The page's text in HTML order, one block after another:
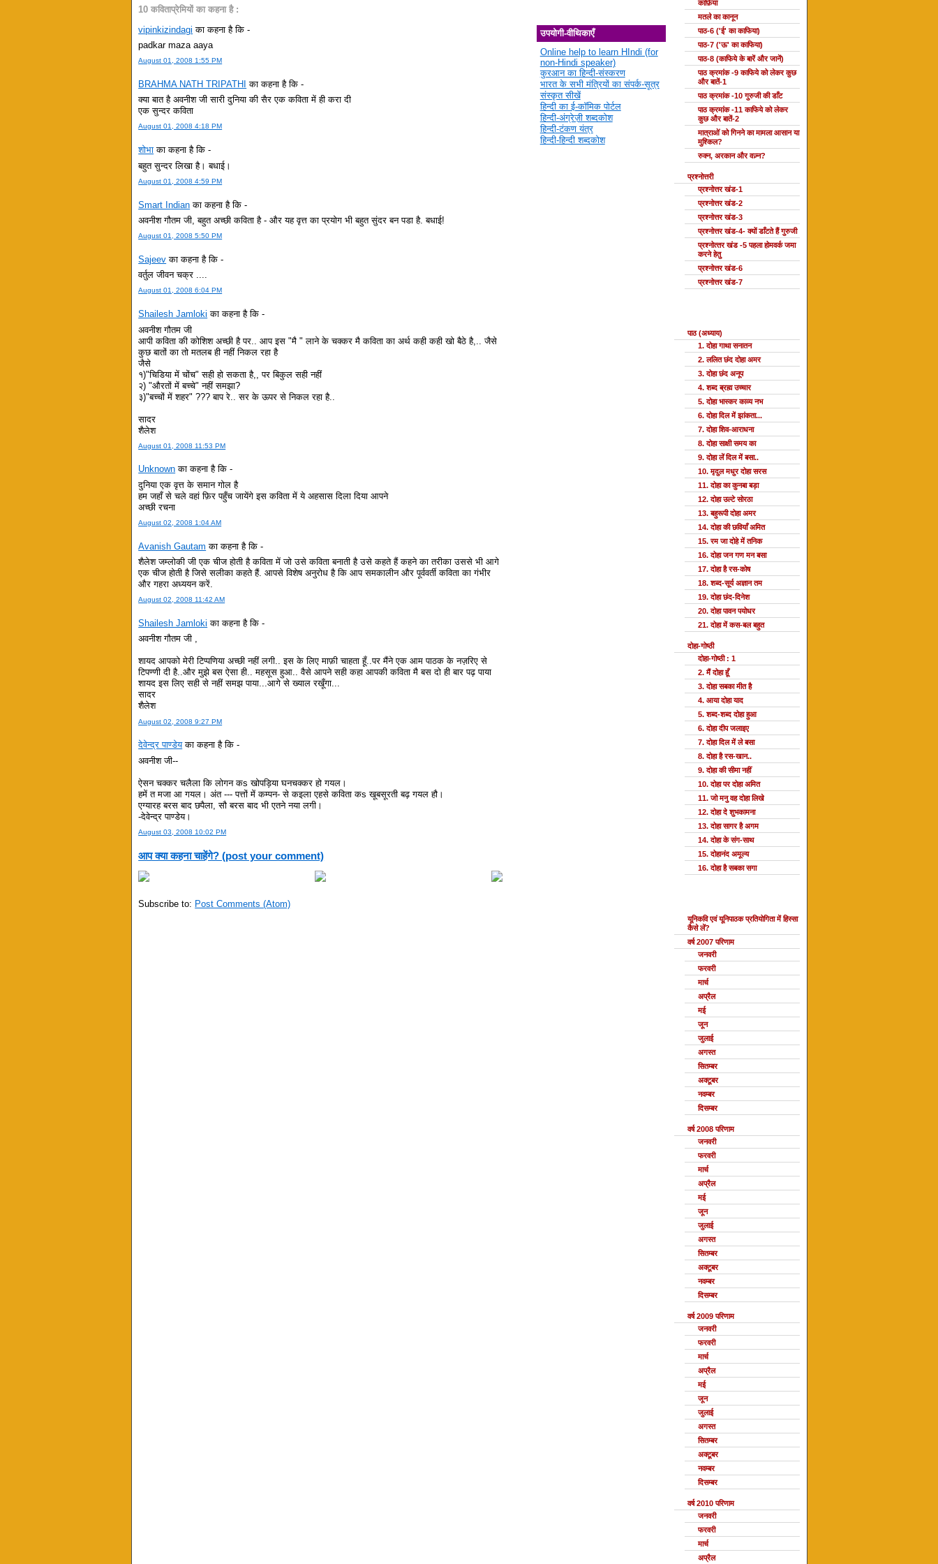
10 कविताप्रेमियों का कहना है :
vipinkizindagi का कहना है कि -
padkar maza aaya
August 01, 2008 1:55 PM
BRAHMA NATH TRIPATHI का कहना है कि -
क्या बात है अवनीश जी सारी दुनिया की सैर एक कविता में ही करा दी
एक सुन्दर कविता
August 01, 2008 4:18 PM
शोभा का कहना है कि -
बहुत सुन्दर लिखा है। बधाई।
August 01, 2008 4:59 PM
Smart Indian का कहना है कि -
अवनीश गौतम जी, बहुत अच्छी कविता है - और यह वृत्त का प्रयोग भी बहुत सुंदर बन पडा है. बधाई!
August 01, 2008 5:50 PM
Sajeev का कहना है कि -
वर्तुल जीवन चक्र ....
August 01, 2008 6:04 PM
Shailesh Jamloki का कहना है कि -
अवनीश गौतम जी
आपी कविता की कोशिश अच्छी है पर.. आप इस "मै " लाने के चक्कर मै कविता का अर्थ कही कही खो बैठे है,.. जैसे
कुछ बातों का तो मतलब ही नहीं निकल रहा है
जैसे
१)"चिडिया में चोंच" सही हो सकता है,, पर बिकुल सही नहीं
२) "औरतों में बच्चे" नहीं समझा?
३)"बच्चों में शहर" ??? बाप रे.. सर के ऊपर से निकल रहा है..
सादर
शैलेश
August 01, 2008 11:53 PM
Unknown का कहना है कि -
दुनिया एक वृत्त के समान गोल है
हम जहाँ से चले वहां फ़िर पहुँच जायेंगे इस कविता में ये अहसास दिला दिया आपने
अच्छी रचना
August 02, 2008 1:04 AM
Avanish Gautam का कहना है कि -
शैलेश जम्लोकी जी एक चीज होती है कविता में जो उसे कविता बनाती है उसे कहते हैं कहने का तरीका उससे भी आगे
एक चीज होती है जिसे सलीका कहते हैं. आपसे विशेष अनुरोध है कि आप समकालीन और पूर्ववर्ती कविता का गंभीर
और गहरा अध्ययन करें.
August 02, 2008 11:42 AM
Shailesh Jamloki का कहना है कि -
अवनीश गौतम जी ,
शायद आपको मेरी टिप्पणिया अच्छी नहीं लगी.. इस के लिए माफ़ी चाहता हूँ..पर मैंने एक आम पाठक के नज़रिए से
टिपण्णी दी है..और मुझे बस ऐसा ही.. महसूस हुआ.. वैसे आपने सही कहा आपकी कविता मै बस दो ही बार पढ़ पाया
शायद इस लिए सही से नहीं समझ पाया...आगे से ख्याल रखूँगा...
सादर
शैलेश
August 02, 2008 9:27 PM
देवेन्द्र पाण्डेयका कहना है कि -
अवनीश जी--
ऐसन चक्कर चलैला कि लोगन कs खोपड़िया घनचक्कर हो गयल।
हमें त मजा आ गयल। अंत --- पत्तों में कम्पन- से कइला एहसे कविता कs खूबसूरती बढ़ गयल हौ।
एग्यारह बरस बाद छपैला, सौ बरस बाद भी एतने नया लगी।
-देवेन्द्र पाण्डेय।
August 03, 2008 10:02 PM
आप क्या कहना चाहेंगे? (post your comment)
Subscribe to: Post Comments (Atom)
उपयोगी-वीथिकाएँ
Online help to learn HIndi (for
non-Hindi speaker)
कुरआन का हिन्दी-संस्करण
भारत के सभी मंत्रियों का संपर्क-सूत्र
संस्कृत सीखें
हिन्दी का ई-कॉमिक पोर्टल
हिन्दी-अंग्रेज़ी शब्दकोश
हिन्दी-टंकण यंत्र
हिन्दी-हिन्दी शब्दकोश
काफ़िया
मतले का कानून
पाठ-6 ('ई' का काफिया)
पाठ-7 ('ऊ' का काफिया)
पाठ-8 (काफिये के बारें और जानें)
पाठ क्रमांक -9 काफिये को लेकर कुछ
और बातें-1
पाठ क्रमांक -10 गुरुजी की डाँट
पाठ क्रमांक -11 काफिये को लेकर
कुछ और बातें-2
मात्राओं को गिनने का मामला आसान या
मुश्किल?
रुक्न, अरकान और वज़्न?
प्रश्नोत्तरी
प्रश्नोत्तर खंड-1
प्रश्नोत्तर खंड-2
प्रश्नोत्तर खंड-3
प्रश्नोत्तर खंड-4- क्यों डाँटते हैं गुरुजी
प्रश्‍नोत्‍तर खंड -5 पहला होमवर्क जमा
करने हेतु
प्रश्नोत्तर खंड-6
प्रश्नोत्तर खंड-7
पाठ (अध्याय)
1. दोहा गाथा सनातन
2. ललित छंद दोहा अमर
3. दोहा छंद अनूप
4. शब्द ब्रह्म उच्चार
5. दोहा भास्कर काव्य नभ
6. दोहा दिल में झांकता...
7. दोहा शिव-आराधना
8. दोहा साक्षी समय का
9. दोहा लें दिल में बसा..
10. मृदुल मधुर दोहा सरस
11. दोहा का कुनबा बड़ा
12. दोहा उल्टे सोरठा
13. बहुरूपी दोहा अमर
14. दोहा की छवियाँ अमित
15. रम जा दोहे में तनिक
16. दोहा जन गण मन बसा
17. दोहा है रस-कोष
18. शब्द-सूर्य अज्ञान तम
19. दोहा छंद-दिनेश
20. दोहा पावन पयोधर
21. दोहा में कस-बल बहुत
दोहा-गोष्ठी
दोहा-गोष्ठी : 1
2. मैं दोहा हूँ
3. दोहा सबका मीत है
4. आया दोहा याद
5. शब्द-शब्द दोहा हुआ
6. दोहा दीप जलाइए
7. दोहा दिल में ले बसा
8. दोहा है रस-खान..
9. दोहा की सीमा नहीं
10. दोहा पर दोहा अमित
11. जो मनु वह दोहा लिखे
12. दोहा दे शुभकामना
13. दोहा सागर है अगम
14. दोहा के संग-साथ
15. दोहानंद अमूल्य
16. दोहा है सबका सगा
यूनिकवि एवं यूनिपाठक प्रतियोगिता में हिस्सा
कैसे लें?
वर्ष 2007 परिणाम
जनवरी
फरवरी
मार्च
अप्रैल
मई
जून
जुलाई
अगस्त
सितम्बर
अक्टूबर
नवम्बर
दिसम्बर
वर्ष 2008 परिणाम
जनवरी
फरवरी
मार्च
अप्रैल
मई
जून
जुलाई
अगस्त
सितम्बर
अक्टूबर
नवम्बर
दिसम्बर
वर्ष 2009 परिणाम
जनवरी
फरवरी
मार्च
अप्रैल
मई
जून
जुलाई
अगस्त
सितम्बर
अक्टूबर
नवम्बर
दिसम्बर
वर्ष 2010 परिणाम
जनवरी
फरवरी
मार्च
अप्रैल